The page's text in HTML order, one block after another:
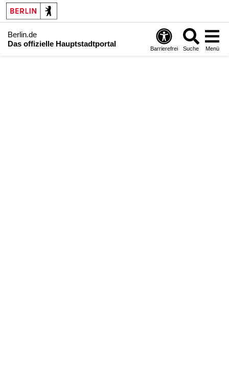
Berlin.de
Das offizielle Hauptstadtportal
Barrierefrei Suche Menü